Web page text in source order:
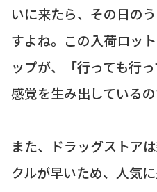
いに来たら、その日の
すよね。この入荷ロッ
ップが、「行っても行
感覚を生み出しているの
また、ドラッグストア
クルが早いため、人気